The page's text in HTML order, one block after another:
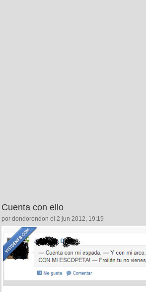
Cuenta con ello
por dondorondon el 2 jun 2012, 19:19